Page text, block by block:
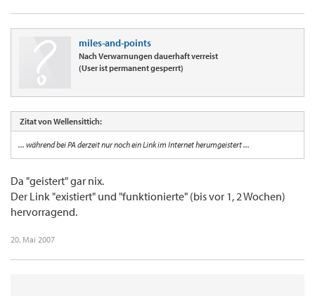
miles-and-points
Nach Verwarnungen dauerhaft verreist
(User ist permanent gesperrt)
Zitat von Wellensittich:
... während bei PA derzeit nur noch ein Link im Internet herumgeistert ...
Da "geistert" gar nix.
Der Link "existiert" und "funktionierte" (bis vor 1, 2 Wochen)
hervorragend.
20. Mai 2007